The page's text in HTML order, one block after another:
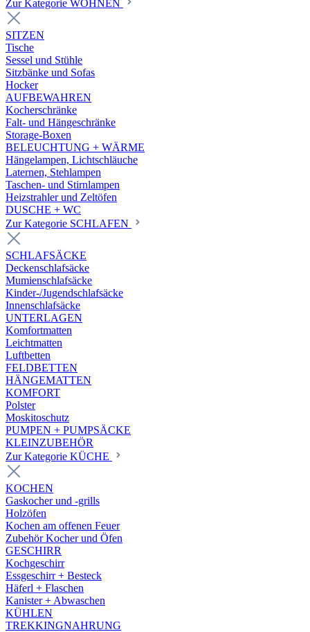
Zur Kategorie WOHNEN
SITZEN
Tische
Sessel und Stühle
Sitzbänke und Sofas
Hocker
AUFBEWAHREN
Kocherschränke
Falt- und Hängeschränke
Storage-Boxen
BELEUCHTUNG + WÄRME
Hängelampen, Lichtschläuche
Laternen, Stehlampen
Taschen- und Stirnlampen
Heizstrahler und Zeltöfen
DUSCHE + WC
Zur Kategorie SCHLAFEN
SCHLAFSÄCKE
Deckenschlafsäcke
Mumienschlafsäcke
Kinder-/Jugendschlafsäcke
Innenschlafsäcke
UNTERLAGEN
Komfortmatten
Leichtmatten
Luftbetten
FELDBETTEN
HÄNGEMATTEN
KOMFORT
Polster
Moskitoschutz
PUMPEN + PUMPSÄCKE
KLEINZUBEHÖR
Zur Kategorie KÜCHE
KOCHEN
Gaskocher und -grills
Holzöfen
Kochen am offenen Feuer
Zubehör Kocher und Öfen
GESCHIRR
Kochgeschirr
Essgeschirr + Besteck
Häferl + Flaschen
Kanister + Abwaschen
KÜHLEN
TREKKINGNAHRUNG